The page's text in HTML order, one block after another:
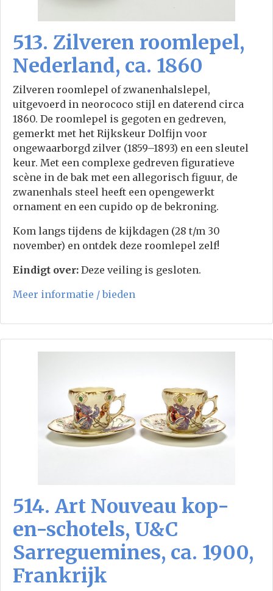
513. Zilveren roomlepel,
Nederland, ca. 1860
Zilveren roomlepel of zwanenhalslepel,
uitgevoerd in neorococo stijl en daterend circa
1860. De roomlepel is gegoten en gedreven,
gemerkt met het Rijkskeur Dolfijn voor
ongewaarborgd zilver (1859–1893) en een sleutel
keur. Met een complexe gedreven figuratieve
scène in de bak met een allegorisch figuur, de
zwanenhals steel heeft een opengewerkt
ornament en een cupido op de bekroning.
Kom langs tijdens de kijkdagen (28 t/m 30
november) en ontdek deze roomlepel zelf!
Eindigt over: Deze veiling is gesloten.
Meer informatie / bieden
514. Art Nouveau kop-
en-schotels, U&C
Sarreguemines, ca. 1900,
Frankrijk